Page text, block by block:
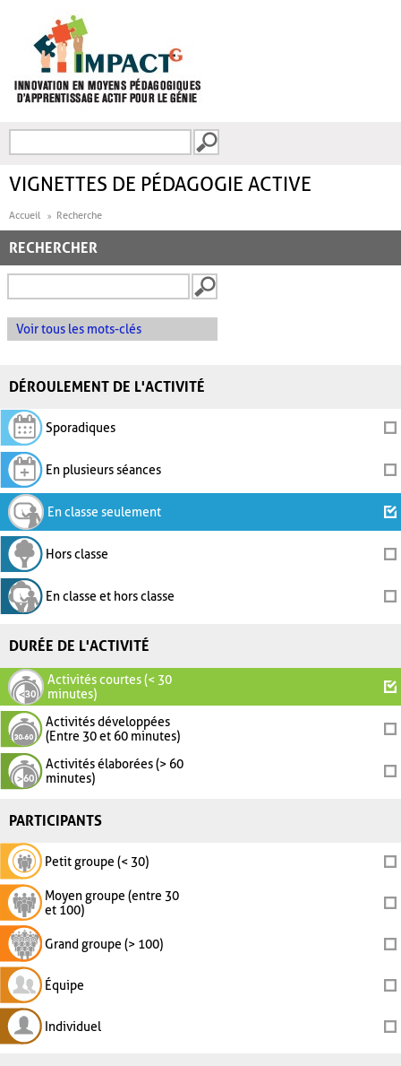
FORMULAIRE DE
VIGNETTES DE PÉDAGOGIE ACTIVE
Accueil Recherche
RECHERCHER
Voir tous les mots-clés
DÉROULEMENT DE L'ACTIVITÉ
Sporadiques
En plusieurs séances
En classe seulement
Hors classe
En classe et hors classe
DURÉE DE L'ACTIVITÉ
Activités courtes (< 30
minutes)
Activités développées
(Entre 30 et 60 minutes)
Activités élaborées (> 60
minutes)
PARTICIPANTS
Petit groupe (< 30)
Moyen groupe (entre 30
et 100)
Grand groupe (> 100)
Équipe
Individuel